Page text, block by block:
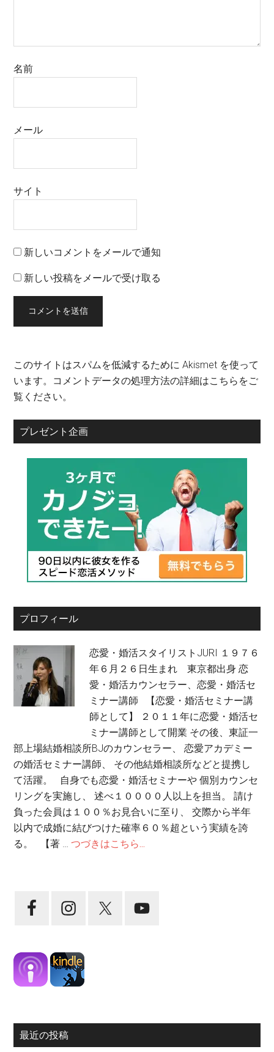
名前
メール
サイト
新しいコメントをメールで通知
新しい投稿をメールで受け取る
このサイトはスパムを低減するために Akismet を使って
います。 コメントデータの処理方法の詳細はこちらをご
覧ください。
プレゼント企画
プロフィール
恋愛・婚活スタイリストJURI １９７６
年６月２６日生まれ 東京都出身 恋
愛・婚活カウンセラー、恋愛・婚活セ
ミナー講師 【恋愛・婚活セミナー講
師として】 ２０１１年に恋愛・婚活セ
ミナー講師として開業 その後、東証一
部上場結婚相談所BJのカウンセラー、 恋愛アカデミー
の婚活セミナー講師、 その他結婚相談所などと提携し
て活躍。 自身でも恋愛・婚活セミナーや 個別カウンセ
リングを実施し、 述べ１００００人以上を担当。 請け
負った会員は１００％お見合いに至り、 交際から半年
以内で成婚に結びつけた確率６０％超という実績を誇
る。 【著 …つづきはこちら...
最近の投稿